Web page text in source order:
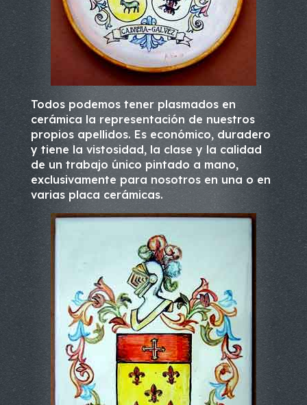
Todos podemos tener plasmados en
cerámica la representación de nuestros
propios apellidos. Es económico, duradero
y tiene la vistosidad, la clase y la calidad
de un trabajo único pintado a mano,
exclusivamente para nosotros en una o en
varias placa cerámicas.